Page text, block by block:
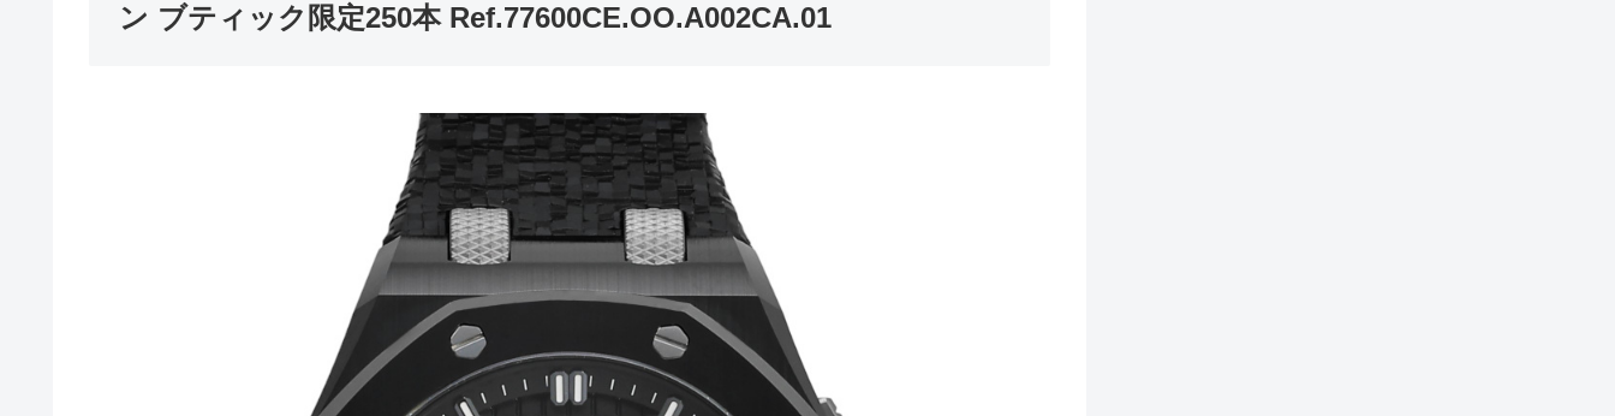
ン ブティック限定250本 Ref.77600CE.OO.A002CA.01